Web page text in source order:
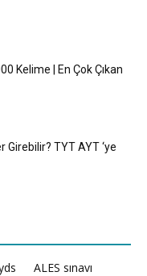
Kelime | En Çok Çıkan
Girebilir? TYT AYT ‘ye
ALES sınavı